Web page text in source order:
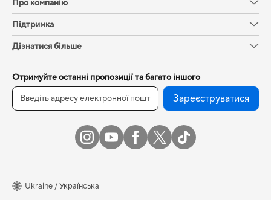
Про компанію
Підтримка
Дізнатися більше
Отримуйте останні пропозиції та багато іншого
Зареєструватися
Ukraine / Українська